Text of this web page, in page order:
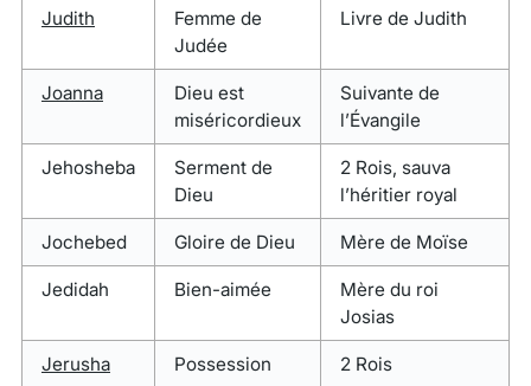
Judith
Femme de
Judée
Livre de Judith
Joanna
Dieu est
miséricordieux
Suivante de
l’Évangile
Jehosheba
Serment de
Dieu
2 Rois, sauva
l’héritier royal
Jochebed Gloire de Dieu Mère de Moïse
Jedidah Bien-aimée
Mère du roi
Josias
Jerusha Possession 2 Rois